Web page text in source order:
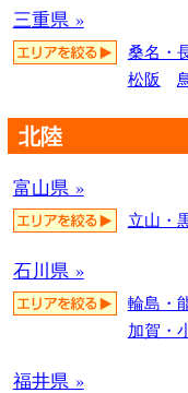
三重県 »
桑名・
松阪
北陸
富山県 »
立山・
石川県 »
輪島・
加賀・
福井県 »